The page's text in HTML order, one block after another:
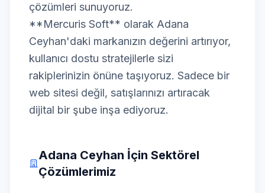
çözümleri sunuyoruz.
**Mercuris Soft** olarak Adana
Ceyhan'daki markanızın değerini artırıyor,
kullanıcı dostu stratejilerle sizi
rakiplerinizin önüne taşıyoruz. Sadece bir
web sitesi değil, satışlarınızı artıracak
dijital bir şube inşa ediyoruz.
Adana Ceyhan İçin Sektörel
Çözümlerimiz